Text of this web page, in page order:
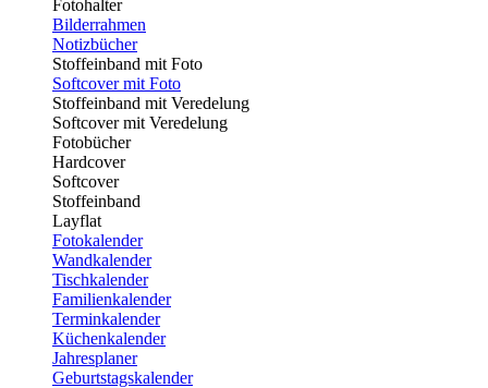
Fotohalter
Bilderrahmen
Notizbücher
Stoffeinband mit Foto
Softcover mit Foto
Stoffeinband mit Veredelung
Softcover mit Veredelung
Fotobücher
Hardcover
Softcover
Stoffeinband
Layflat
Fotokalender
Wandkalender
Tischkalender
Familienkalender
Terminkalender
Küchenkalender
Jahresplaner
Geburtstagskalender